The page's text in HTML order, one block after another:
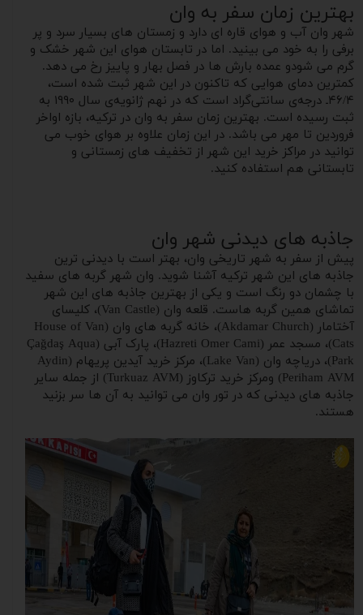
بهترین زمان سفر به وان
شهر وان آب و هوای قاره ای دارد و زمستان های بسیار سرد و پر
برفی را به خود می بینید. اما در تابستان هوای این شهر خشک و
گرم می شودو عمده بارش ها در فصل بهار و‌ پاییز رخ می دهد.
کمترین دمای هوایی که تاکنون در این شهر ثبت شده است،
۴۶/۴ـ درجه‌ی سانتی‌گراد است که در نهم ژانویه‌ی سال ۱۹۹۰ به
ثبت رسیده است. بهترین زمان سفر به وان در ترکیه، بازه اواخر
فروردین تا مهر می باشد. در این زمان علاوه بر هوای خوب می
توانید در مراکز خرید این شهر از تخفیف های زمستانی و
تابستانی هم استفاده کنید.
جاذبه های دیدنی شهر وان
پیش از سفر به شهر تاریخی وان، بهتر است با دیدنی ترین
جاذبه های این شهر ترکیه آشنا شوید. وان شهر گربه های سفید
با چشمان دو‌ رنگ است و‌ یکی از بهترین جاذبه های این شهر
تماشای همین گربه هاست. قلعه وان (Van Castle)، کلیسای
آختامار (Akdamar Church)، خانه گربه های وان (House of Van
Cats)، مسجد عمر (Hazreti Omer Cami)، پارک آبی (Çağdaş Aqua
Park)، دریاچه وان (Lake Van)، مرکز خرید آیدین پریهام (Aydin
Periham AVM) ومرکز خرید ترکاوز (Turkuaz AVM) از جمله سایر
جاذبه های دیدنی که در تور وان می توانید به آن ها سر بزنید
هستند.